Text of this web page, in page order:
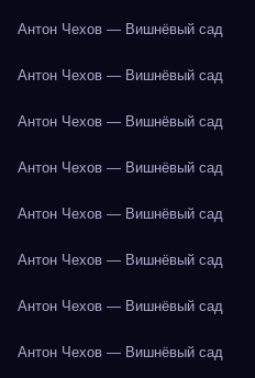
Антон Чехов — Вишнёвый сад
Антон Чехов — Вишнёвый сад
Антон Чехов — Вишнёвый сад
Антон Чехов — Вишнёвый сад
Антон Чехов — Вишнёвый сад
Антон Чехов — Вишнёвый сад
Антон Чехов — Вишнёвый сад
Антон Чехов — Вишнёвый сад